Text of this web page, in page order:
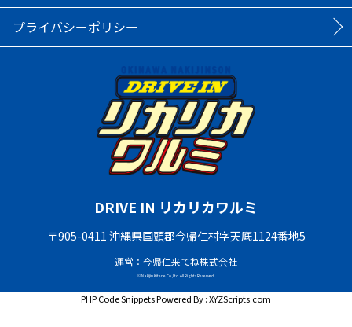
プライバシーポリシー
DRIVE IN リカリカワルミ
〒905-0411 沖縄県国頭郡今帰仁村字天底1124番地5
運営：今帰仁来てね株式会社
© Nakijin Kitene Co.,Ltd. All Rights Reserved.
PHP Code SnippetsPowered By :XYZScripts.com